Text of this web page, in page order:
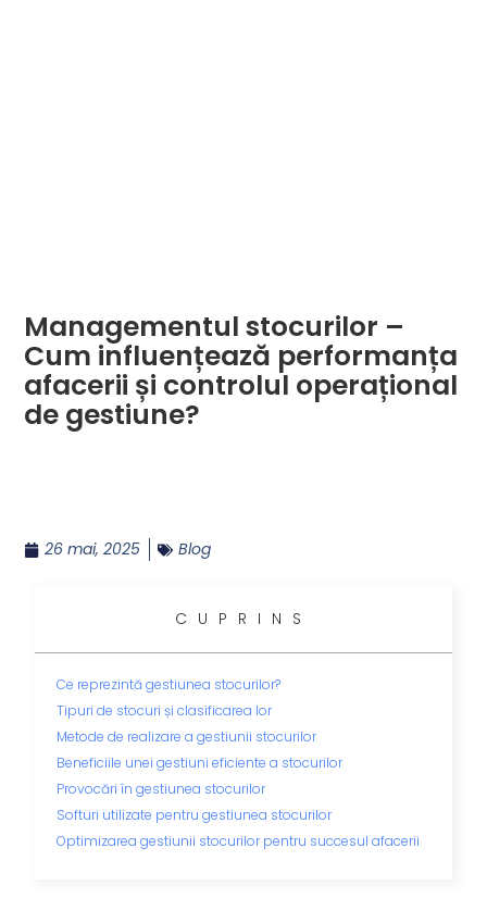
Managementul stocurilor –
Cum influențează performanța
afacerii și controlul operațional
de gestiune?
26 mai, 2025 Blog
CUPRINS
Ce reprezintă gestiunea stocurilor?
Tipuri de stocuri și clasificarea lor
Metode de realizare a gestiunii stocurilor
Beneficiile unei gestiuni eficiente a stocurilor
Provocări în gestiunea stocurilor
Softuri utilizate pentru gestiunea stocurilor
Optimizarea gestiunii stocurilor pentru succesul afacerii